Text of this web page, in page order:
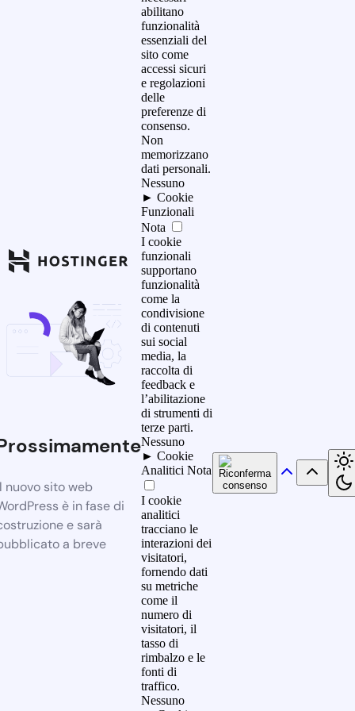
nuovo sito web
è in fase di
e sarà
a breve
abilitano
funzionalità
essenziali del
sito come
accessi sicuri
e regolazioni
delle
preferenze di
consenso.
Non
memorizzano
dati personali.
Nessuno
► Cookie
Funzionali
Nota
I cookie
funzionali
supportano
funzionalità
come la
condivisione
di contenuti
sui social
media, la
raccolta di
feedback e
l’abilitazione
di strumenti di
terze parti.
Nessuno
► Cookie
Analitici Nota
I cookie
analitici
tracciano le
interazioni dei
visitatori,
fornendo dati
su metriche
come il
numero di
visitatori, il
tasso di
rimbalzo e le
fonti di
traffico.
Nessuno